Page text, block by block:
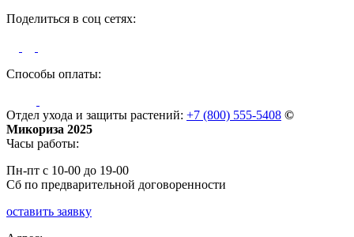
Поделиться в соц сетях:
Способы оплаты:
Отдел ухода и защиты растений: +7 (800) 555-5408 ©
Микориза 2025
Часы работы:
Пн-пт с 10-00 до 19-00
Сб по предварительной договоренности
оставить заявку